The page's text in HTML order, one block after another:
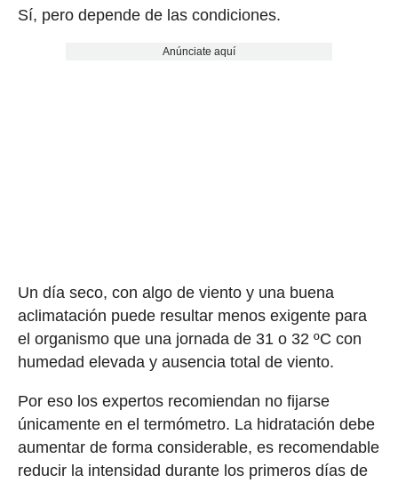
Sí, pero depende de las condiciones.
Anúnciate aquí
Un día seco, con algo de viento y una buena
aclimatación puede resultar menos exigente para
el organismo que una jornada de 31 o 32 ºC con
humedad elevada y ausencia total de viento.
Por eso los expertos recomiendan no fijarse
únicamente en el termómetro. La hidratación debe
aumentar de forma considerable, es recomendable
reducir la intensidad durante los primeros días de